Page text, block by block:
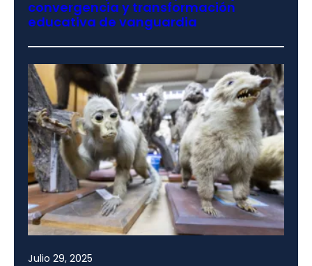
convergencia y transformación
educativa de vanguardia
Julio 29, 2025